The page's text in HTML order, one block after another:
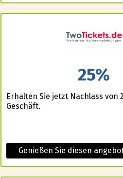
25%
Erhalten Sie jetzt Nachlass von
Geschäft.
Genießen Sie diesen